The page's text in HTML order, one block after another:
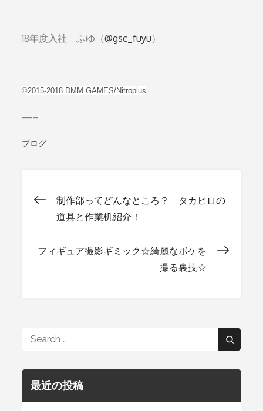
18年度入社 ふゆ（@gsc_fuyu）
©2015-2018 DMM GAMES/Nitroplus
—–
ブログ
投
稿
ー
制作部ってどんなところ？ タカヒロの
道具と作業机紹介！
フィギュア撮影ギミック☆綺麗なボケを
撮る裏技☆
Search
Search
最近の投稿